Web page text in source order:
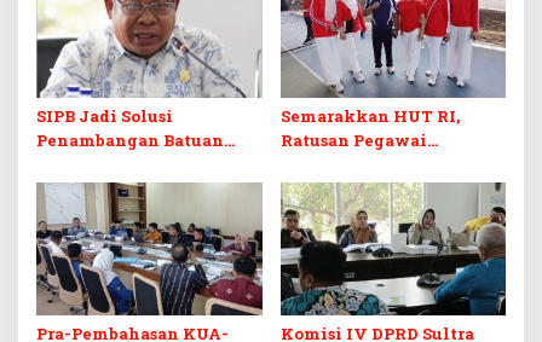
SIPB Jadi Solusi
Penambangan Batuan
di Sultra
Semarakkan HUT RI,
Ratusan Pegawai
Ikuti Lomba Bola Gotong
Pra-Pembahasan KUA-
Komisi IV DPRD Sultra